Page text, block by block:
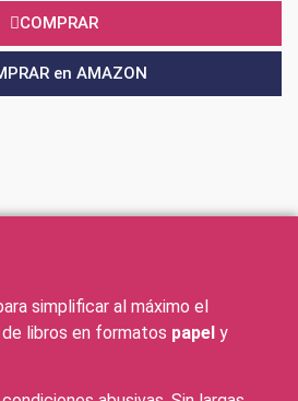
COMPRAR
en AMAZON
simplificar al máximo el
libros en formatos papel y